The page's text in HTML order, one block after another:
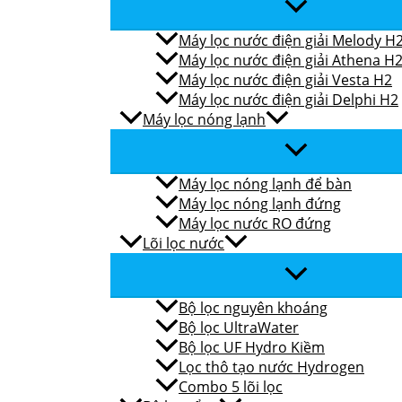
Máy lọc nước điện giải Melody
Máy lọc nước điện giải Athena H2
Máy lọc nước điện giải Vesta H2
Máy lọc nước điện giải Delphi H2
Máy lọc nóng lạnh
Máy lọc nóng lạnh để bàn
Máy lọc nóng lạnh đứng
Máy lọc nước RO đứng
Lõi lọc nước
Bộ lọc nguyên khoáng
Bộ lọc UltraWater
Bộ lọc UF Hydro Kiềm
Lọc thô tạo nước Hydrogen
Combo 5 lõi lọc